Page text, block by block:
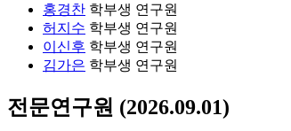
홍경찬 학부생 연구원
허지수 학부생 연구원
이신후 학부생 연구원
김가은 학부생 연구원
전문연구원 (2026.09.01)